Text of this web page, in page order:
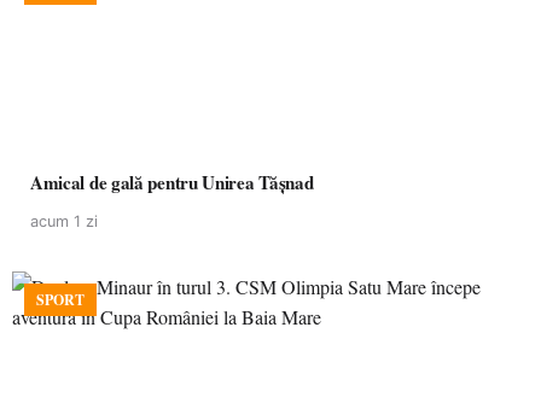
Amical de gală pentru Unirea Tășnad
acum 1 zi
SPORT